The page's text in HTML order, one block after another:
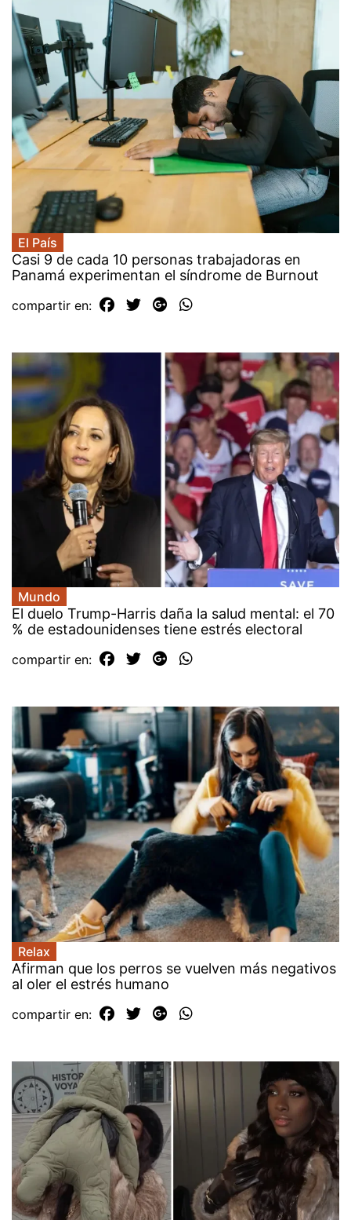
El País
Casi 9 de cada 10 personas trabajadoras en
Panamá experimentan el síndrome de Burnout
compartir en:
Mundo
El duelo Trump-Harris daña la salud mental: el 70
% de estadounidenses tiene estrés electoral
compartir en:
Relax
Afirman que los perros se vuelven más negativos
al oler el estrés humano
compartir en: